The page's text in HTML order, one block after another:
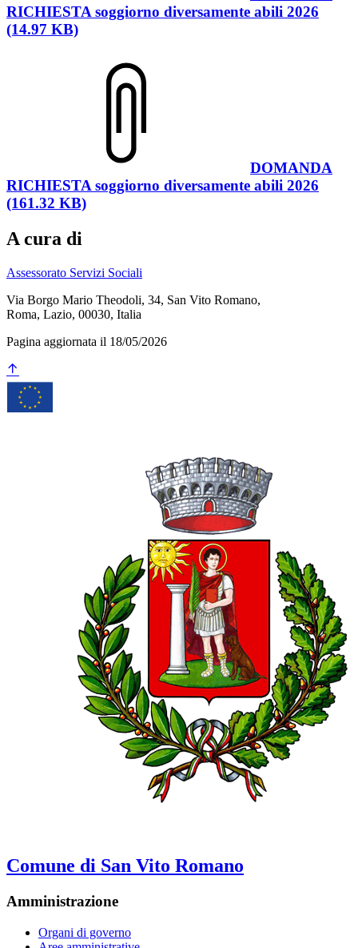
RICHIESTA soggiorno diversamente abili 2026
(14.97 KB)
DOMANDA
RICHIESTA soggiorno diversamente abili 2026
(161.32 KB)
A cura di
Assessorato Servizi Sociali
Via Borgo Mario Theodoli, 34, San Vito Romano,
Roma, Lazio, 00030, Italia
Pagina aggiornata il 18/05/2026
Comune di San Vito Romano
Amministrazione
Organi di governo